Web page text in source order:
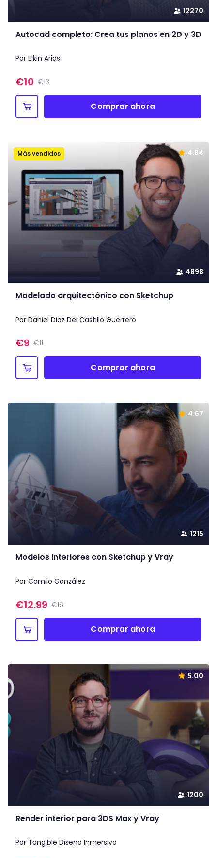
12270
Autocad completo: Crea tus planos en 2D y 3D
Por Elkin Arias
€10 €13
Comprar ahora
Más vendidos
4898
4.84
Modelado arquitectónico con Sketchup
Por Daniel Diaz Del Castillo Guerrero
€9 €11
Comprar ahora
1215
4.67
Modelos Interiores con Sketchup y Vray
Por Camilo González
€12.99 €16
Comprar ahora
1200
5.00
Render interior para 3DS Max y Vray
Por Tangible Diseño Inmersivo